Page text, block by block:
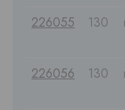
226055 130
226056 130